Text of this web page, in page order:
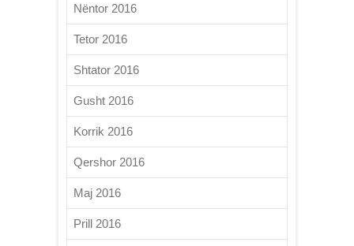
Nëntor 2016
Tetor 2016
Shtator 2016
Gusht 2016
Korrik 2016
Qershor 2016
Maj 2016
Prill 2016